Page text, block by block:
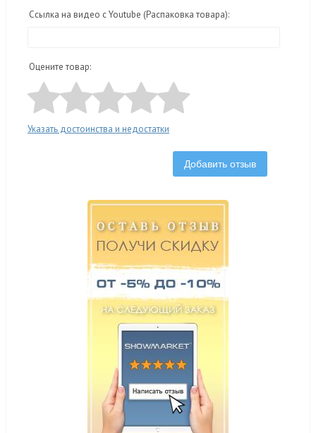
Ссылка на видео с Youtube (Распаковка товара):
Оцените товар:
Указать достоинства и недостатки
Добавить отзыв